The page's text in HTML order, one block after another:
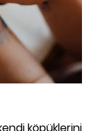
köpüklerini